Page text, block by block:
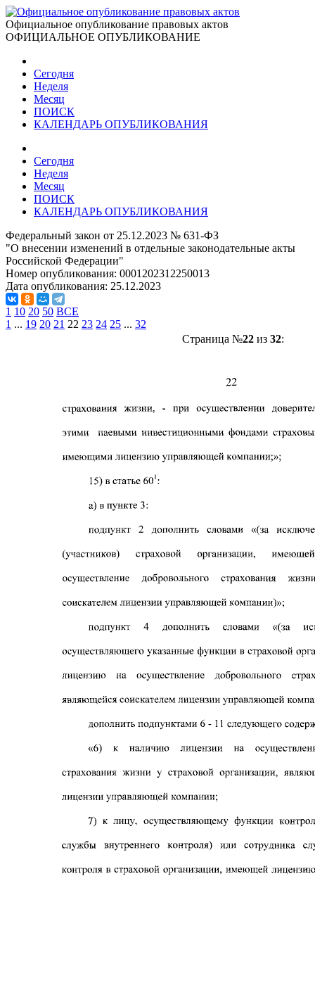
Официальное опубликование правовых актов
ОФИЦИАЛЬНОЕ ОПУБЛИКОВАНИЕ
Сегодня
Неделя
Месяц
ПОИСК
КАЛЕНДАРЬ ОПУБЛИКОВАНИЯ
Сегодня
Неделя
Месяц
ПОИСК
КАЛЕНДАРЬ ОПУБЛИКОВАНИЯ
Федеральный закон от 25.12.2023 № 631-ФЗ
"О внесении изменений в отдельные законодательные акты
Российской Федерации"
Номер опубликования: 0001202312250013
Дата опубликования: 25.12.2023
1 10 20 50 ВСЕ
1 ... 19 20 21 22 23 24 25 ... 32
Страница №22из 32: